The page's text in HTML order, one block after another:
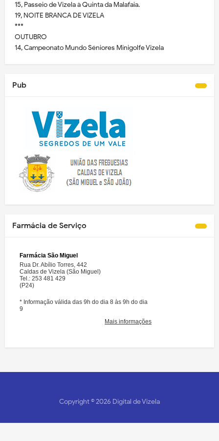
15, Passeio de Vizela à Quinta da Malafaia.
19, NOITE BRANCA DE VIZELA
***
OUTUBRO
14, Campeonato Mundo Séniores Minigolfe Vizela
Pub
Farmácia de Serviço
Copyright ©2026 Digital de Vizela